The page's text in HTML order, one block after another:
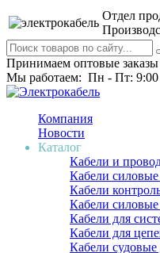
Отдел
Принимаем оптовые заказы
Мы работаем: Пн - Пт: 9:00
Компания
Новости
Каталог
Кабели и
Кабели
Кабели
Кабели
Кабели для
Кабели для
Кабели